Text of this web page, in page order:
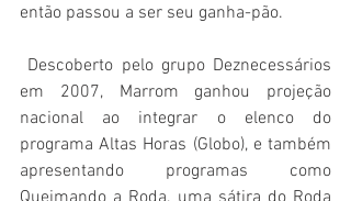
então passou a ser seu ganha-pão.
em 2007, Marrom ganhou projeção
nacional ao integrar o elenco do
programa Altas Horas (Globo), e também
apresentando programas como